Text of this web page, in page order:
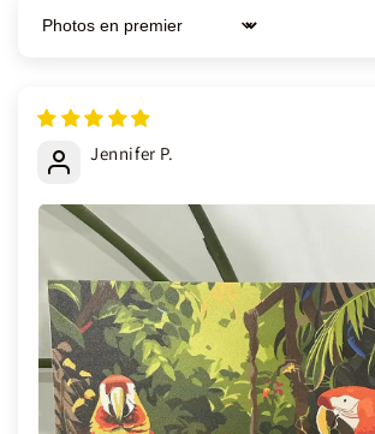
Sort by
Jennifer P.